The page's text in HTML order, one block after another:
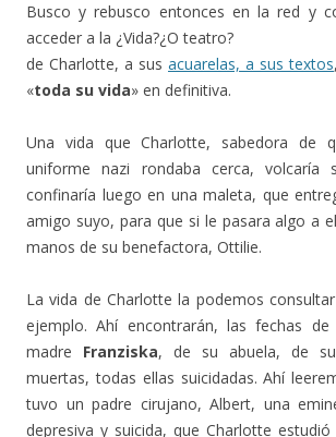
Busco y rebusco entonces en la red y
acceder a la ¿Vida?¿O teatro?
de Charlotte, a sus acuarelas, a sus textos
«toda su vida» en definitiva.
Una vida que Charlotte, sabedora de
uniforme nazi rondaba cerca, volcaría
confinaría luego en una maleta, que
amigo suyo, para que si le pasara algo a
manos de su benefactora, Ottilie.
La vida de Charlotte la podemos
ejemplo. Ahí encontrarán, las fechas
madre Franziska, de su abuela, de
muertas, todas ellas suicidadas. Ahí
tuvo un padre cirujano, Albert, una
depresiva y suicida, que Charlotte